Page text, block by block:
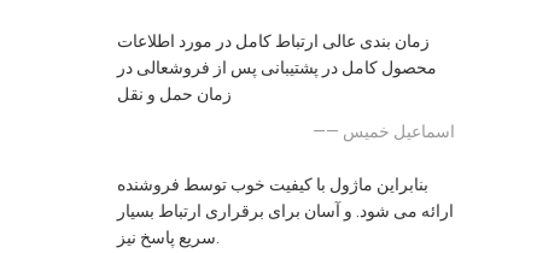
زمان بندی عالی ارتباط کامل در مورد اطلاعات
محصول کامل در پشتیبانی پس از فروشعالی در
زمان حمل و نقل
—— اسماعیل خمیس
بنابراین ماژول با کیفیت خوب توسط فروشنده
ارائه می شود. و آسان برای برقراری ارتباط بسیار
سریع پاسخ نیز.